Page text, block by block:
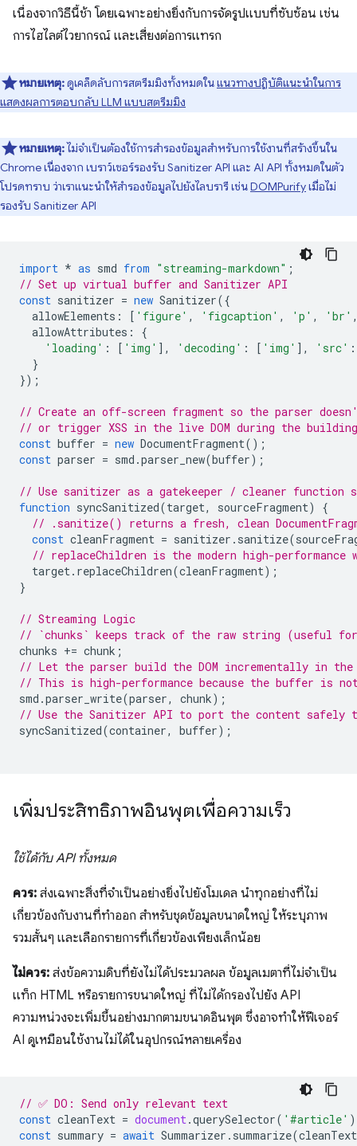
เนื่องจากวิธีนี้ช้า โดยเฉพาะอย่างยิ่งกับการจัดรูปแบบที่ซับซ้อน เช่น
การไฮไลต์ไวยากรณ์ และเสี่ยงต่อการแทรก
หมายเหตุ:ดูเคล็ดลับการสตรีมมิงทั้งหมดในแนวทางปฏิบัติแนะนำในการ
แสดงผลการตอบกลับ LLM แบบสตรีมมิง
หมายเหตุ:ไม่จำเป็นต้องใช้การสำรองข้อมูลสำหรับการใช้งานที่สร้างขึ้นใน
Chrome เนื่องจาก เบราว์เซอร์รองรับ Sanitizer API และ AI API ทั้งหมดในตัว
โปรดทราบ ว่าเราแนะนำให้สำรองข้อมูลไปยังไลบรารี เช่นDOMPurifyเมื่อไม่
รองรับ Sanitizer API
import * as smd from "streaming-markdown" ;
// Set up virtual buffer and Sanitizer API
const sanitizer = new Sanitizer({
allowElements : [ 'figure' , 'figcaption' , 'p' , 'br'
allowAttributes :
{
'loading' : [ 'img' ], 'decoding' : [ 'img' ], 'src' :
}
});
// Create an off-screen fragment so the parser
// or trigger XSS in the live DOM during the
const buffer = new DocumentFragment();
const parser = smd .parser_new(buffer);
// Use sanitizer as a gatekeeper / cleaner function
function syncSanitized(target, sourceFragment)
{
// .sanitize() returns a fresh, clean
const cleanFragment = sanitizer . sanitize(
// replaceChildren is the modern high-performance
target. replaceChildren(cleanFragment);
}
// Streaming Logic
// `chunks` keeps track of the raw string (useful for
chunks += chunk ;
// Let the parser build the DOM incrementally in
// This is high-performance because the buffer is
smd .parser_write(parser, chunk);
// Use the Sanitizer API to port the content safely
syncSanitized(container, buffer);
เพิ่มประสิทธิภาพอินพุตเพื่อความเร็ว
ใช้ได้กับ API ทั้งหมด
ควร: ส่งเฉพาะสิ่งที่จำเป็นอย่างยิ่งไปยังโมเดล นำทุกอย่างที่ไม่
เกี่ยวข้องกับงานที่ทำออก สำหรับชุดข้อมูลขนาดใหญ่ ให้ระบุภาพ
รวมสั้นๆ และเลือกรายการที่เกี่ยวข้องเพียงเล็กน้อย
ไม่ควร: ส่งข้อความดิบที่ยังไม่ได้ประมวลผล ข้อมูลเมตาที่ไม่จำเป็น
แท็ก HTML หรือรายการขนาดใหญ่ ที่ไม่ได้กรองไปยัง API
ความหน่วงจะเพิ่มขึ้นอย่างมากตามขนาดอินพุต ซึ่งอาจทำให้ฟีเจอร์
AI ดูเหมือนใช้งานไม่ได้ในอุปกรณ์หลายเครื่อง
// ✅ DO: Send only relevant text
const cleanText = document.querySelector( '#article'
const summary = await Summarizer . summarize(cleanText